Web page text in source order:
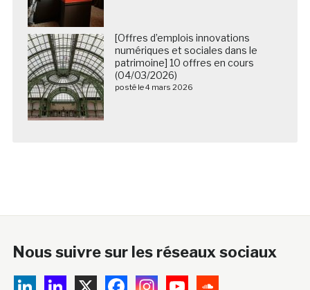
[Offres d’emplois innovations
numériques et sociales dans le
patrimoine] 10 offres en cours
(04/03/2026)
posté le 4 mars 2026
Nous suivre sur les réseaux sociaux